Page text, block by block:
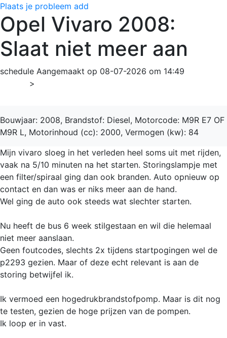
Plaats je probleem add
Opel Vivaro 2008:
Slaat niet meer aan
schedule Aangemaakt op 08-07-2026 om 14:49
>
Bouwjaar: 2008, Brandstof: Diesel, Motorcode: M9R E7 OF
M9R L, Motorinhoud (cc): 2000, Vermogen (kw): 84
Mijn vivaro sloeg in het verleden heel soms uit met rijden,
vaak na 5/10 minuten na het starten. Storingslampje met
een filter/spiraal ging dan ook branden. Auto opnieuw op
contact en dan was er niks meer aan de hand.
Wel ging de auto ook steeds wat slechter starten.
Nu heeft de bus 6 week stilgestaan en wil die helemaal
niet meer aanslaan.
Geen foutcodes, slechts 2x tijdens startpogingen wel de
p2293 gezien. Maar of deze echt relevant is aan de
storing betwijfel ik.
Ik vermoed een hogedrukbrandstofpomp. Maar is dit nog
te testen, gezien de hoge prijzen van de pompen.
Ik loop er in vast.